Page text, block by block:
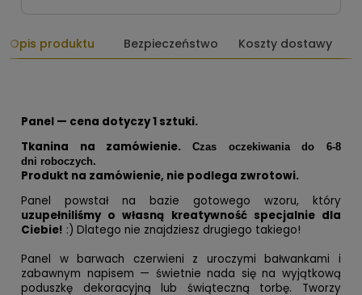
Opis produktu Bezpieczeństwo Koszty dostawy
Panel — cena dotyczy 1 sztuki.
Tkanina na zamówienie.
Czas oczekiwania do 6-8
dni roboczych.
Produkt na zamówienie, nie podlega zwrotowi.
Panel powstał na bazie gotowego wzoru, który
uzupełniliśmy o własną kreatywność specjalnie dla
Ciebie! :) Dlatego nie znajdziesz drugiego takiego!
Panel w barwach czerwieni z uroczymi bałwankami i
zabawnym napisem — świetnie nada się na wyjątkową
poduszkę dekoracyjną lub świąteczną torbę. Tworzy